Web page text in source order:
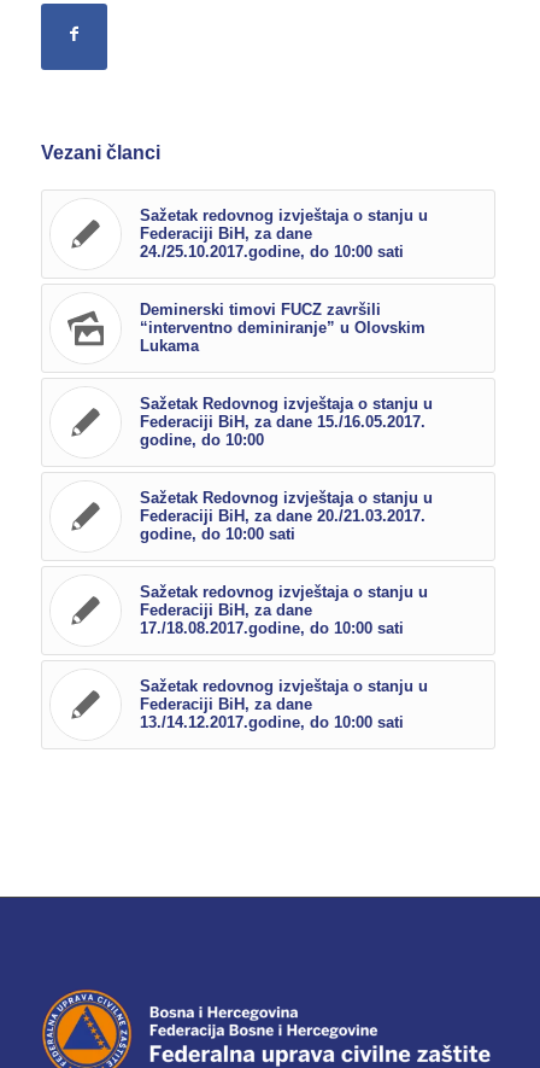
Vezani članci
Sažetak redovnog izvještaja o stanju u
Federaciji BiH, za dane
24./25.10.2017.godine, do 10:00 sati
Deminerski timovi FUCZ završili
“interventno deminiranje” u Olovskim
Lukama
Sažetak Redovnog izvještaja o stanju u
Federaciji BiH, za dane 15./16.05.2017.
godine, do 10:00
Sažetak Redovnog izvještaja o stanju u
Federaciji BiH, za dane 20./21.03.2017.
godine, do 10:00 sati
Sažetak redovnog izvještaja o stanju u
Federaciji BiH, za dane
17./18.08.2017.godine, do 10:00 sati
Sažetak redovnog izvještaja o stanju u
Federaciji BiH, za dane
13./14.12.2017.godine, do 10:00 sati